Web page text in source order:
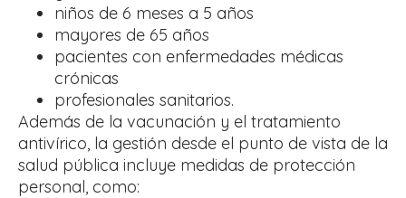
niños de 6 meses a 5 años
mayores de 65 años
pacientes con enfermedades médicas
crónicas
profesionales sanitarios.
Además de la vacunación y el tratamiento
antivírico, la gestión desde el punto de vista de la
salud pública incluye medidas de protección
personal, como: